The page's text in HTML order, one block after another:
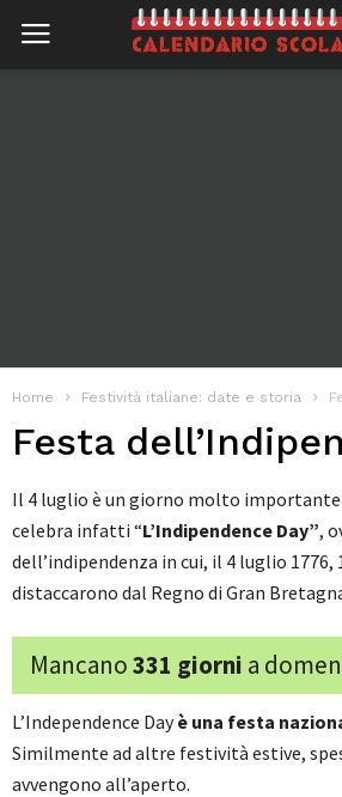
Home Festività italiane: date e storia
Festa
Il 4 luglio è un giorno molto
celebra infatti “L’Indipendence Day”,
dell’indipendenza in cui, il 4 luglio 1776,
distaccarono dal Regno di Gran
Mancano331 giorni a
L’Independence Dayè una festa
Similmente ad altre festività estive,
avvengono all’aperto.